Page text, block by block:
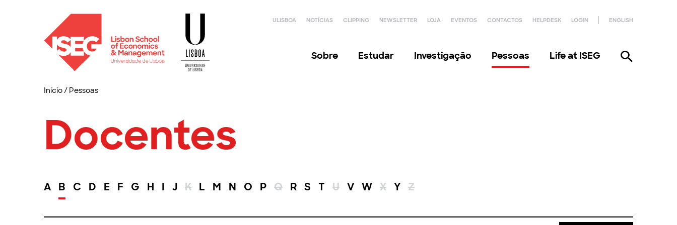
ULISBOA NOTÍCIAS CLIPPING NEWSLETTER LOJA EVENTOS CONTACTOS HELPDESK LOGIN ENGLISH
Sobre Estudar Investigação Pessoas Life at ISEG
Início/ Pessoas
Docentes
A B C D E F G H I J K L M N O P Q R S T U V W X Y Z